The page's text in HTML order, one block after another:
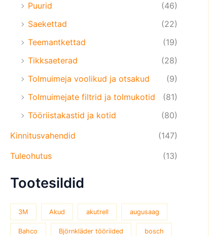
Puurid
(46)
Saekettad
(22)
Teemantkettad
(19)
Tikksaeterad
(28)
Tolmuimeja voolikud ja otsakud
(9)
Tolmuimejate filtrid ja tolmukotid
(81)
Tööriistakastid ja kotid
(80)
Kinnitusvahendid
(147)
Tuleohutus
(13)
Tootesildid
3M Akud akutrell augusaag
Bahco Björnkläder tööriided bosch